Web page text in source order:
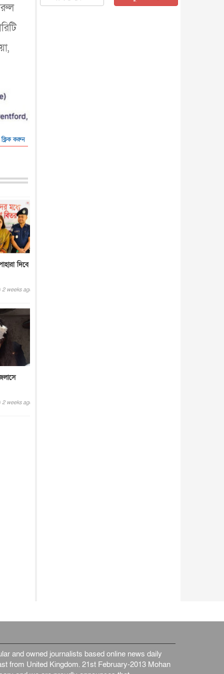
ক্লিক করুন
দিবে
2 weeks ago
2 weeks ago
জাতীয় ৫ আগস্ট, ২০২৬
and owned journalists based online news daily
from United Kingdom. 21st February-2013 Mohan